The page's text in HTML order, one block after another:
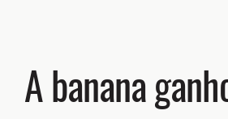
A banana